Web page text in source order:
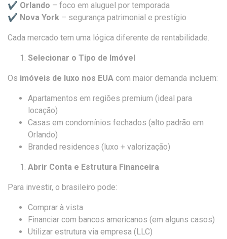
✔ Orlando – foco em aluguel por temporada
✔ Nova York – segurança patrimonial e prestígio
Cada mercado tem uma lógica diferente de rentabilidade.
Selecionar o Tipo de Imóvel
Os imóveis de luxo nos EUA com maior demanda incluem:
Apartamentos em regiões premium (ideal para
locação)
Casas em condomínios fechados (alto padrão em
Orlando)
Branded residences (luxo + valorização)
Abrir Conta e Estrutura Financeira
Para investir, o brasileiro pode:
Comprar à vista
Financiar com bancos americanos (em alguns casos)
Utilizar estrutura via empresa (LLC)